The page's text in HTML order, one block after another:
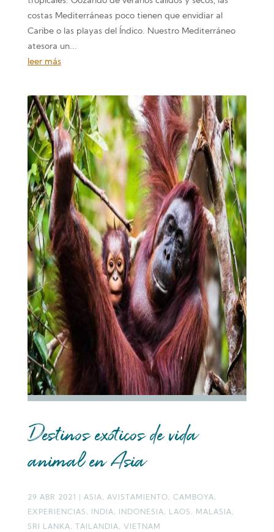
costas Mediterráneas poco tienen que envidiar al
Caribe o las playas del Índico. Nuestro Mediterráneo
atesora un...
leer más
Destinos exóticos de vida
animal en Asia
29 ABR 2021 ASIA, AVISTAMIENTO, CAMBOYA,
EXPERIENCIAS , INDIA, INDONESIA, LAOS , MALASIA,
SRI LANKA, TAILANDIA, VIETNAM